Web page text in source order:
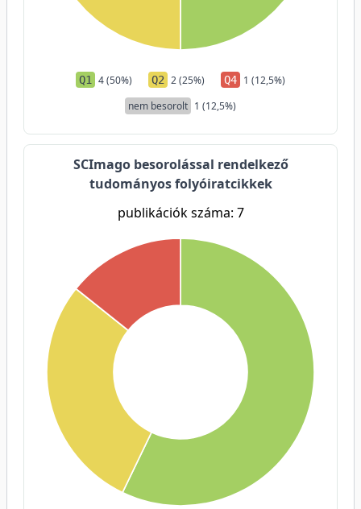
Q1 4 (50%) Q2 2 (25%) Q4 1 (12,5%)
nem besorolt 1 (12,5%)
SCImago besorolással rendelkező
tudományos folyóiratcikkek
publikációk száma: 7